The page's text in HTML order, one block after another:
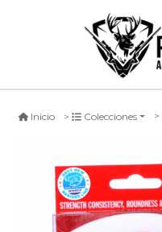
Inicio Colecciones